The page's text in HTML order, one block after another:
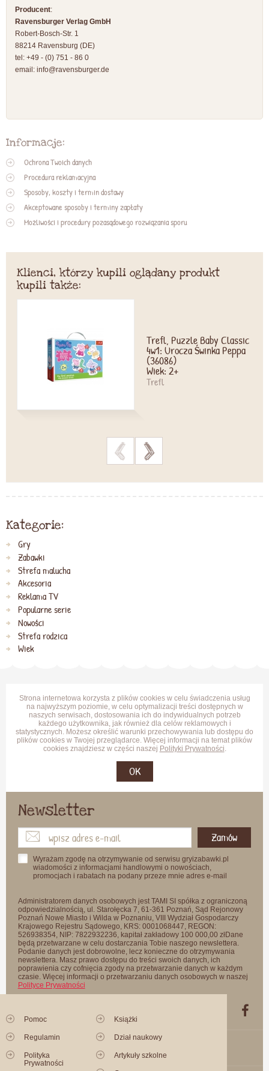
Producent:
Ravensburger Verlag GmbH
Robert-Bosch-Str. 1
88214 Ravensburg (DE)
tel: +49 - (0) 751 - 86 0
email: info@ravensburger.de
Informacje:
Ochrona Twoich danych
Procedura reklamacyjna
Sposoby, koszty i termin dostawy
Akceptowane sposoby i terminy zapłaty
Możliwości i procedury pozasądowego rozwiązania sporu
Klienci, którzy kupili oglądany produkt
kupili także:
Trefl, Puzzle Baby Classic
4w1: Urocza Świnka Peppa
(36086)
Wiek: 2+
Trefl
> >
Kategorie:
Gry
Zabawki
Strefa malucha
Akcesoria
Reklama TV
Popularne serie
Nowości
Strefa rodzica
Wiek
Strona internetowa korzysta z plików cookies w celu świadczenia usług
na najwyższym poziomie, w celu optymalizacji treści dostępnych w
naszych serwisach, dostosowania ich do indywidualnych potrzeb
każdego użytkownika, jak również dla celów reklamowych i
statystycznych. Możesz określić warunki przechowywania lub dostępu do
plików cookies w Twojej przeglądarce. Więcej informacji na temat plików
cookies znajdziesz w części naszej Polityki Prywatności
OK
Newsletter
Zamów
Wyrażam zgodę na otrzymywanie od serwisu gryizabawki.pl
wiadomości z informacjami handlowymi o nowościach,
promocjach i rabatach na podany przeze mnie adres e-mail
Administratorem danych osobowych jest TAMI SI spółka z ograniczoną
odpowiedzialnością, ul. Starołęcka 7, 61-361 Poznań, Sąd Rejonowy
Poznań Nowe Miasto i Wilda w Poznaniu, VIII Wydział Gospodarczy
Krajowego Rejestru Sądowego, KRS: 0001068447, REGON:
526938354, NIP: 7822932236, kapitał zakładowy 100 000,00 złDane
będą przetwarzane w celu dostarczania Tobie naszego newslettera.
Podanie danych jest dobrowolne, lecz konieczne do otrzymywania
newslettera. Masz prawo dostępu do treści swoich danych, ich
poprawienia czy cofnięcia zgody na przetwarzanie danych w każdym
czasie. Więcej informacji o przetwarzaniu danych osobowych w naszej
Polityce Prywatności
Pomoc
Regulamin
Polityka
Prywatności
Książki
Dział naukowy
Artykuły szkolne